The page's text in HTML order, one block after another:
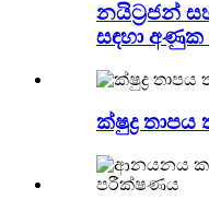
නයිට්‍රජන්
සඳහා
ක්ෂුද්‍ර